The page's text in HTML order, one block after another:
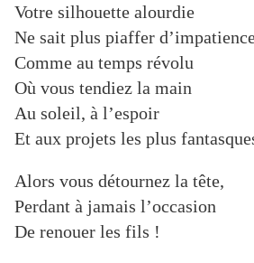
Votre silhouette alourdie
Ne sait plus piaffer
Comme au temps révolu
Où vous tendiez la main
Au soleil, à l’espoir
Et aux projets les plus
Alors vous détournez la tête,
Perdant à jamais l’occasion
De renouer les fils !